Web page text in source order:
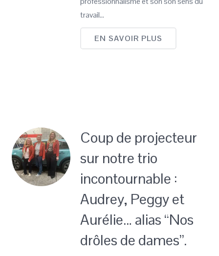
travail…
EN SAVOIR PLUS
Coup de projecteur
sur notre trio
incontournable :
Audrey, Peggy et
Aurélie… alias “Nos
drôles de dames”.